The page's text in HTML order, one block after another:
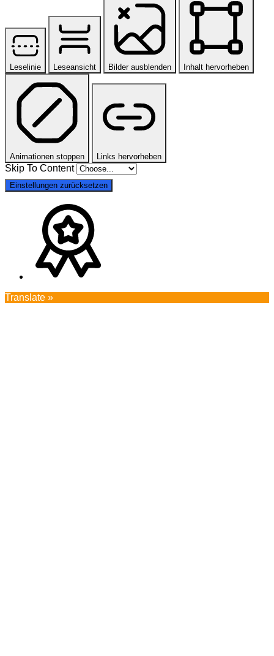
Leselinie Leseansicht Bilder ausblenden Inhalt hervorheben
Animationen stoppen Links hervorheben
Skip To Content
Einstellungen zurücksetzen
Translate »